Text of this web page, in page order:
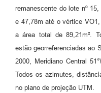
remanescente do lote nº
e 47,78m até o vértice
a área total de 89,21m².
estão georreferenciadas ao
2000, Meridiano Central
Todos os azimutes,
no plano de projeção UTM.